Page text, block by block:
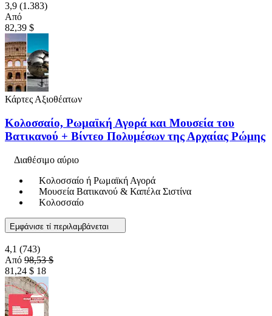
3,9 (1.383)
Από
82,39 $
Κάρτες Αξιοθέατων
Κολοσσαίο, Ρωμαϊκή Αγορά και Μουσεία του
Βατικανού + Βίντεο Πολυμέσων της Αρχαίας Ρώμης
Διαθέσιμο αύριο
Κολοσσαίο ή Ρωμαϊκή Αγορά
Μουσεία Βατικανού & Καπέλα Σιστίνα
Κολοσσαίο
Εμφάνισε τί περιλαμβάνεται
4,1 (743)
Από 98,53 $
81,24 $ 18